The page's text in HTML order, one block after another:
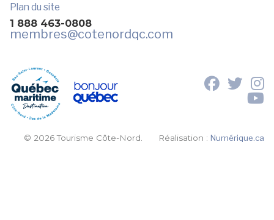
Plan du site
1 888 463-0808
membres@cotenordqc.com
© 2026 Tourisme Côte-Nord. Réalisation :Numérique.ca